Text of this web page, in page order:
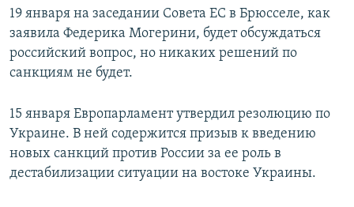
19 января на заседании Совета ЕС в Брюсселе, как
заявила Федерика Могерини, будет обсуждаться
российский вопрос, но никаких решений по
санкциям не будет.
15 января Европарламент утвердил резолюцию по
Украине. В ней содержится призыв к введению
новых санкций против России за ее роль в
дестабилизации ситуации на востоке Украины.